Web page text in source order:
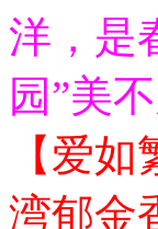
洋，是
园”美
【爱
湾郁金